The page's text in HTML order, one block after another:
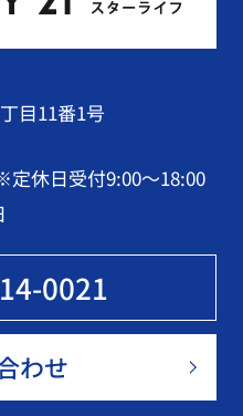
目11番1号
休日受付9:00～18:00
0021
わせ